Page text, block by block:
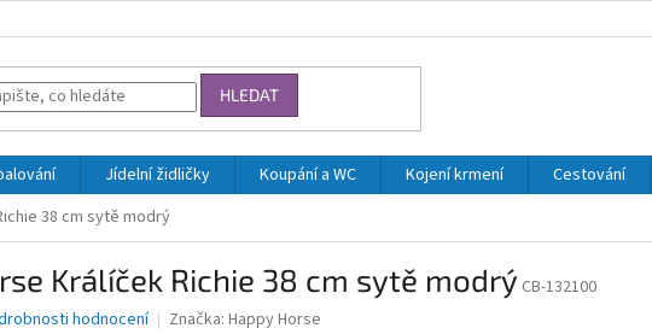
HLEDAT
Jídelní židličky Koupání a WC Kojení krmení Cestování
38 cm sytě modrý
Králíček Richie 38 cm sytě modrý CB-132100
hodnocení Značka: Happy Horse